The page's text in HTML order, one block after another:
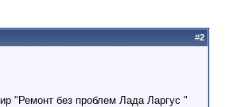
#2
"Ремонт без проблем Лада Ларгус "